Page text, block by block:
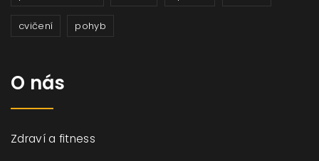
cvičení pohyb
O nás
Zdraví a fitness